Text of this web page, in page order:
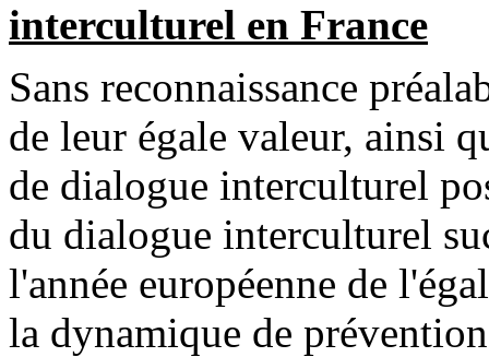
interculturel en France
Sans reconnaissance
de leur égale valeur, ainsi
de dialogue interculturel
du dialogue interculturel
l'année européenne de
la dynamique de